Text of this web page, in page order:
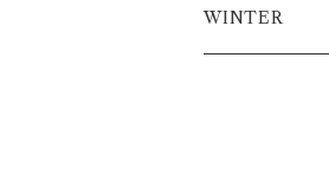
WINTER